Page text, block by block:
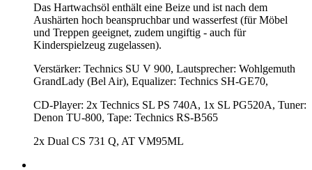
Das Hartwachsöl enthält eine Beize und ist nach dem
Aushärten hoch beanspruchbar und wasserfest (für Möbel
und Treppen geeignet, zudem ungiftig - auch für
Kinderspielzeug zugelassen).
Verstärker: Technics SU V 900, Lautsprecher: Wohlgemuth
GrandLady (Bel Air), Equalizer: Technics SH-GE70,
CD-Player: 2x Technics SL PS 740A, 1x SL PG520A, Tuner:
Denon TU-800, Tape: Technics RS-B565
2x Dual CS 731 Q, AT VM95ML